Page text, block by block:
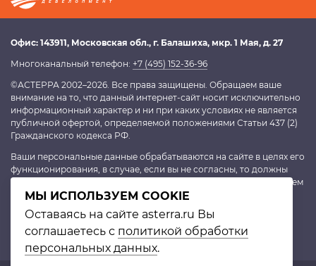
Офис: 143911, Московская обл., г. Балашиха, мкр. 1 Мая, д. 27
Многоканальный телефон: +7 (495) 152-36-96
©АСТЕРРА 2002–2026. Все права защищены. Обращаем ваше
внимание на то, что данный интернет-сайт носит исключительно
информационный характер и ни при каких условиях не является
публичной офертой, определяемой положениями Статьи 437 (2)
Гражданского кодекса РФ.
Ваши персональные данные обрабатываются на сайте в целях его
функционирования, в случае, если вы не согласны, то должны
покинуть сайт. В противном случае это будет являться согласием
на обработку персональных данных, согласно
конфиденциальности
МЫ ИСПОЛЬЗУЕМ COOKIE
Оставаясь на сайте asterra.ru Вы
соглашаетесь с политикой обработки
персональных данных.